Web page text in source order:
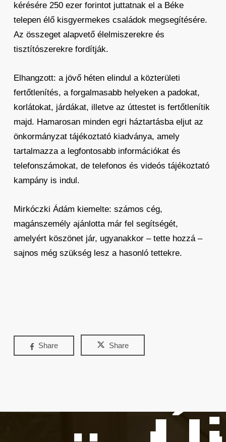
kérésére 250 ezer forintot juttatnak el a Béke
telepen élő kisgyermekes családok megsegítésére.
Az összeget alapvető élelmiszerekre és
tisztítószerekre fordítják.
Elhangzott: a jövő héten elindul a közterületi
fertőtlenítés, a forgalmasabb helyeken a padokat,
korlátokat, járdákat, illetve az úttestet is fertőtlenítik
majd. Hamarosan minden egri háztartásba eljut az
önkormányzat tájékoztató kiadványa, amely
tartalmazza a legfontosabb információkat és
telefonszámokat, de telefonos és videós tájékoztató
kampány is indul.
Mirkóczki Ádám kiemelte: számos cég,
magánszemély ajánlotta már fel segítségét,
amelyért köszönet jár, ugyanakkor – tette hozzá –
sajnos még szükség lesz a hasonló tettekre.
Share Share